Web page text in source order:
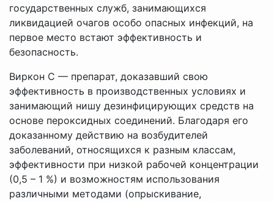
государственных служб, занимающихся
ликвидацией очагов особо опасных инфекций, на
первое место встают эффективность и
безопасность.
Виркон С — препарат, доказавший свою
эффективность в производственных условиях и
занимающий нишу дезинфицирующих средств на
основе пероксидных соединений. Благодаря его
доказанному действию на возбудителей
заболеваний, относящихся к разным классам,
эффективности при низкой рабочей концентрации
(0,5 – 1 %) и возможностям использования
различными методами (опрыскивание,